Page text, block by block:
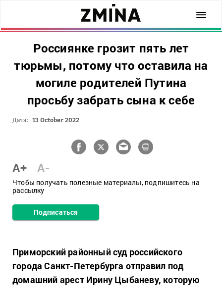
Россиянке грозит пять лет
тюрьмы, потому что оставила на
могиле родителей Путина
просьбу забрать сына к себе
Дата: 13 October 2022
A+ A-
Чтобы получать полезные материалы, подпишитесь на
рассылку
Подписаться
Приморский районный суд российского
города Санкт-Петербурга отправил под
домашний арест Ирину Цыбаневу, которую